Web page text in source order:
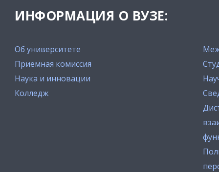
ИНФОРМАЦИЯ О ВУЗЕ:
Об университете
Приемная комиссия
Наука и инновации
Колледж